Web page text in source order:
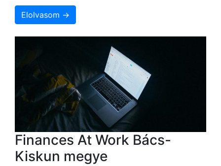
Elolvasom →
Finances At Work Bács-
Kiskun megye